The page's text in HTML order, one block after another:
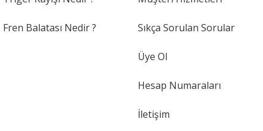
Fren Balatası Nedir ? Sıkça Sorulan Sorular
Üye Ol
Hesap Numaraları
İletişim